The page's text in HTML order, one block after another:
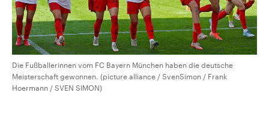
Die Fußballerinnen vom FC Bayern München haben die deutsche
Meisterschaft gewonnen. (picture alliance / SvenSimon / Frank
Hoermann / SVEN SIMON)